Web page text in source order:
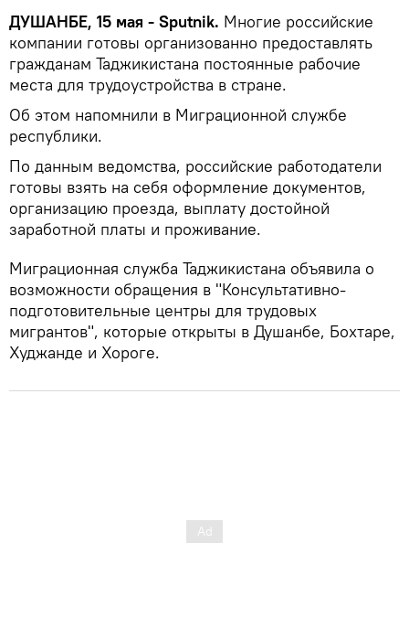
ДУШАНБЕ, 15 мая - Sputnik. Многие российские
компании готовы организованно предоставлять
гражданам Таджикистана постоянные рабочие
места для трудоустройства в стране.
Об этом напомнили в Миграционной службе
республики.
По данным ведомства, российские работодатели
готовы взять на себя оформление документов,
организацию проезда, выплату достойной
заработной платы и проживание.
Миграционная служба Таджикистана объявила о
возможности обращения в "Консультативно-
подготовительные центры для трудовых
мигрантов", которые открыты в Душанбе, Бохтаре,
Худжанде и Хороге.